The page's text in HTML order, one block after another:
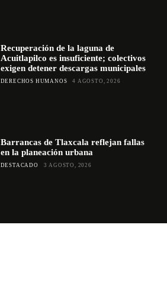
Recuperación de la laguna de
Acuitlapilco es insuficiente; colectivos
exigen detener descargas municipales
DERECHOS HUMANOS 4 AGOSTO, 2026
Barrancas de Tlaxcala reflejan fallas
en la planeación urbana
DESTACADO 3 AGOSTO, 2026